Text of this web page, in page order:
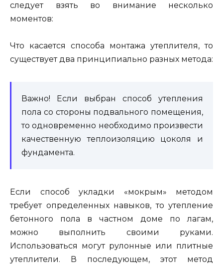
следует взять во внимание несколько
моментов:
Что касается способа монтажа утеплителя, то
существует два принципиально разных метода:
Важно! Если выбран способ утепления
пола со стороны подвального помещения,
то одновременно необходимо произвести
качественную теплоизоляцию цоколя и
фундамента.
Если способ укладки «мокрым» методом
требует определенных навыков, то утепление
бетонного пола в частном доме по лагам,
можно выполнить своими руками.
Использоваться могут рулонные или плитные
утеплители. В последующем, этот метод